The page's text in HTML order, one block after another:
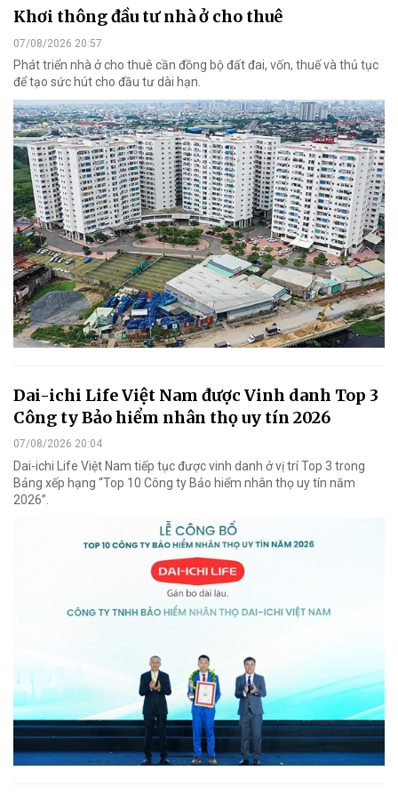
Khơi thông đầu tư nhà ở cho thuê
07/08/2026 20:57
Phát triển nhà ở cho thuê cần đồng bộ đất đai, vốn, thuế và thủ tục
để tạo sức hút cho đầu tư dài hạn.
Dai-ichi Life Việt Nam được Vinh danh Top 3
Công ty Bảo hiểm nhân thọ uy tín 2026
07/08/2026 20:04
Dai-ichi Life Việt Nam tiếp tục được vinh danh ở vị trí Top 3 trong
Bảng xếp hạng “Top 10 Công ty Bảo hiểm nhân thọ uy tín năm
2026”.